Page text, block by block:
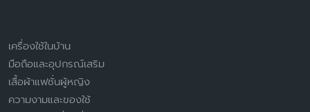
เครื่องใช้ในบ้าน
มือถือและอุปกรณ์เสริม
เสื้อผ้าแฟชั่นผู้หญิง
ความงามและของใช้